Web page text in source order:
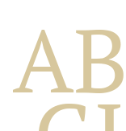
AB